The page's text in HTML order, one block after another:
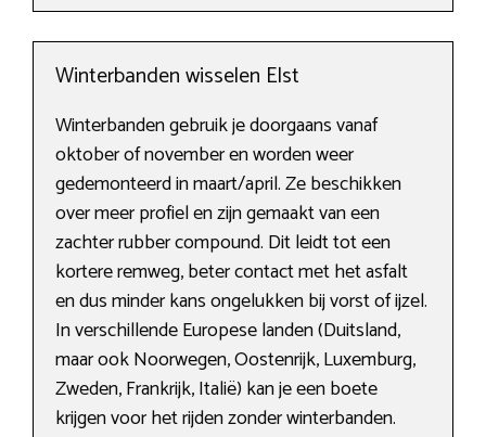
Winterbanden wisselen Elst
Winterbanden gebruik je doorgaans vanaf
oktober of november en worden weer
gedemonteerd in maart/april. Ze beschikken
over meer profiel en zijn gemaakt van een
zachter rubber compound. Dit leidt tot een
kortere remweg, beter contact met het asfalt
en dus minder kans ongelukken bij vorst of ijzel.
In verschillende Europese landen (Duitsland,
maar ook Noorwegen, Oostenrijk, Luxemburg,
Zweden, Frankrijk, Italië) kan je een boete
krijgen voor het rijden zonder winterbanden.